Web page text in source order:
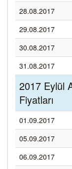
28.08.2017
29.08.2017
30.08.2017
31.08.2017
2017 Eylül
Fiyatları
01.09.2017
05.09.2017
06.09.2017